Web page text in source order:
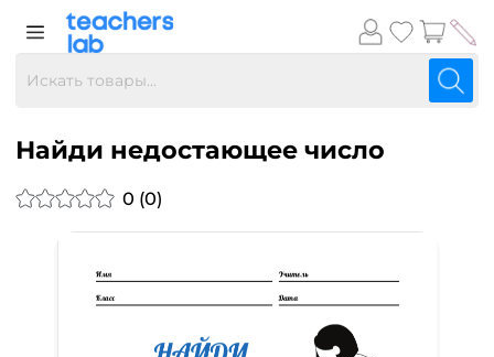
Найди недостающее число
0 (0)